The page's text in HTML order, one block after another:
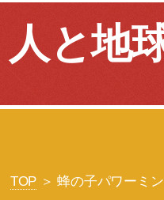
と地
TOP ＞ 蜂の子パワーミ